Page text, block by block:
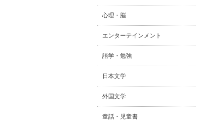
心理・脳
エンターテインメント
語学・勉強
日本文学
外国文学
童話・児童書